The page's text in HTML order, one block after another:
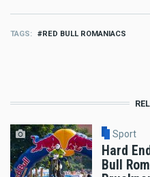
TAGS RED BULL ROMANIACS
Sport
Hard
Bull